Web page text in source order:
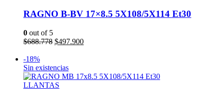
RAGNO B-BV 17×8.5 5X108/5X114 Et30
0 out of 5
$688.778 El
era:
$688.778.
$497.900El
$497.900.
-18%
Sin existencias
LLANTAS